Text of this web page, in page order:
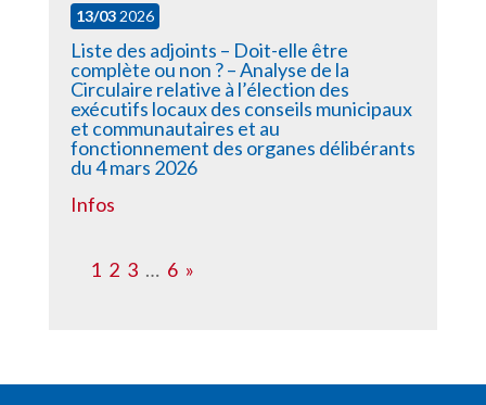
13/032026
Liste des adjoints – Doit-elle être
complète ou non ? – Analyse de la
Circulaire relative à l’élection des
exécutifs locaux des conseils municipaux
et communautaires et au
fonctionnement des organes délibérants
du 4 mars 2026
Infos
1 2 3 … 6 »